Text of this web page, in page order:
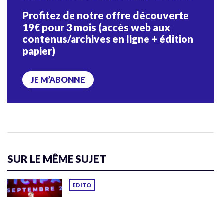
Profitez de notre offre découverte
19€ pour 3 mois (accès web aux
contenus/archives en ligne + édition
papier)
JE M’ABONNE
SUR LE MÊME SUJET
EDITO